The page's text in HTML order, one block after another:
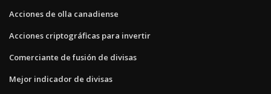
Acciones de olla canadiense
Acciones criptográficas para invertir
Comerciante de fusión de divisas
Mejor indicador de divisas